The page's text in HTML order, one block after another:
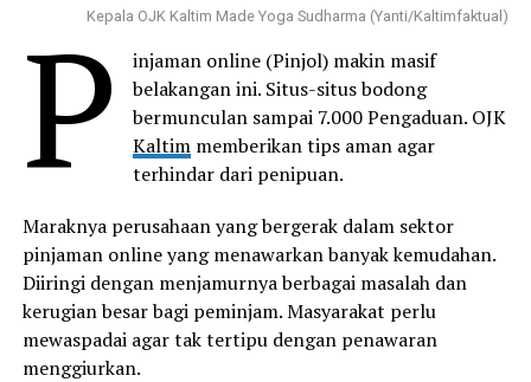
Kepala OJK Kaltim Made Yoga Sudharma (Yanti/Kaltimfaktual)
P
injaman online (Pinjol) makin masif
belakangan ini. Situs-situs bodong
bermunculan sampai 7.000 Pengaduan. OJK
Kaltim memberikan tips aman agar
terhindar dari penipuan.
Maraknya perusahaan yang bergerak dalam sektor
pinjaman online yang menawarkan banyak kemudahan.
Diiringi dengan menjamurnya berbagai masalah dan
kerugian besar bagi peminjam. Masyarakat perlu
mewaspadai agar tak tertipu dengan penawaran
menggiurkan.